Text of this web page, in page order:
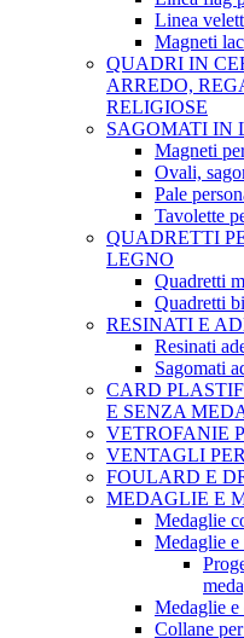
Linea
Magneti
QUADRI IN
ARREDO,
RELIGIOSE
SAGOMATI IN
Magneti
Ovali,
Pale
Tavolette
QUADRETTI
LEGNO
Quadretti
Quadretti
RESINATI E
Resinati
Sagomati
CARD
E SENZA
VETROFANIE
VENTAGLI
FOULARD E
MEDAGLIE E
Medaglie
Medaglie e
Medaglie
Collane